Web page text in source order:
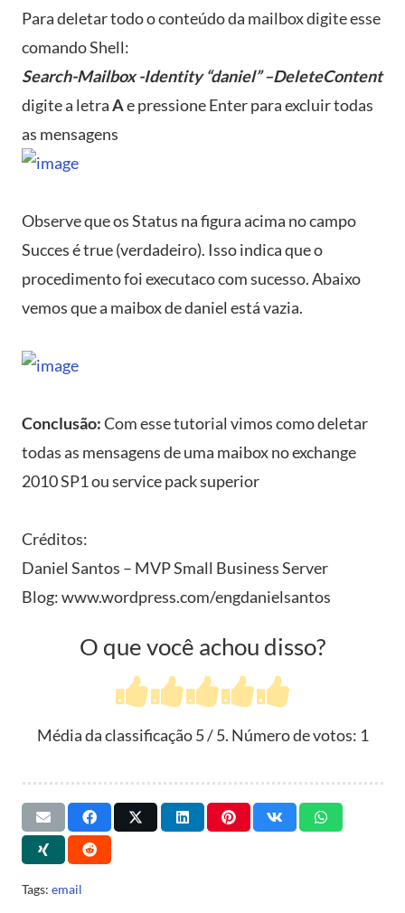
Para deletar todo o conteúdo da mailbox digite esse
comando Shell:
Search-Mailbox -Identity “daniel” –DeleteContent
digite a letraAe pressione Enter para excluir todas
as mensagens
Observe que os Status na figura acima no campo
Succes é true (verdadeiro). Isso indica que o
procedimento foi executaco com sucesso. Abaixo
vemos que a maibox de daniel está vazia.
Conclusão:Com esse tutorial vimos como deletar
todas as mensagens de uma maibox no exchange
2010 SP1 ou service pack superior
Créditos:
Daniel Santos – MVP Small Business Server
Blog: www.wordpress.com/engdanielsantos
O que você achou disso?
Média da classificação5/ 5. Número de votos: 1
Tags: email